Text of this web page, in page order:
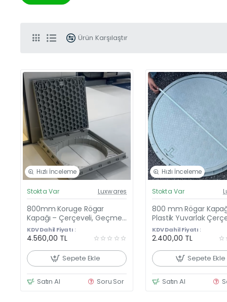
Ürün Karşılaştır
Hızlı İnceleme
Yeni Ürün
Stokta Var Luxwares
800mm Koruge Rögar
Kapağı – Çerçeveli, Geçmeli
Kilitli Menteşeli Kapak
KDV Dahil Fiyatı :
4.560,00 TL
Sepete Ekle
Satın Al Soru Sor
Hızlı İnceleme
Stokta Var
800 mm Rögar
Plastik Yuvarlak
El Tutamaklı Kapak
KDV Dahil Fiyatı :
2.400,00 TL
Sepete Ekle
Satın Al